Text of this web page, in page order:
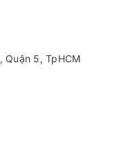
Quận 5, TpHCM